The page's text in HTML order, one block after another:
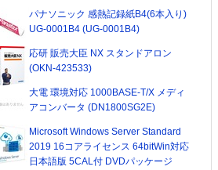
パナソニック 感熱記録紙B4(6本入り)
UG-0001B4 (UG-0001B4)
応研 販売大臣 NX スタンドアロン
(OKN-423533)
大電 環境対応 1000BASE-T/X メディ
アコンバータ (DN1800SG2E)
Microsoft Windows Server Standard
2019 16コアライセンス 64bitWin対応
日本語版 5CAL付 DVDパッケージ